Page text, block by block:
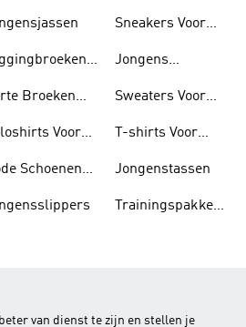
Broeken
Voor
Schoenen
Sneakers Voor
Jongens
Sweaters Voor
T-shirts Voor
Jongenstassen
Trainingspakken
van dienst te zijn en stellen je